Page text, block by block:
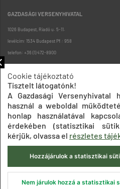
GAZDASÁGI VERSENYHIVATAL
1026 Budapest, Riadó u. 5-11.
levélcím: 1534 Budapest Pf.: 958
telefon: +36 (1) 472-8900
Impresszum Adatkezelési
Közadatkereső
© 2020 Gazdasági
Cookie tájékoztató
Tisztelt látogatónk!
A Gazdasági Versenyhivatal
használ a weboldal
honlap használatával
érdekében (statisztikai
kérjük, olvassa el részletes
Hozzájárulok a statisztikai
Nem járulok hozzá a statisztikai